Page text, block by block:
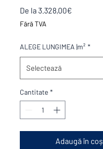
De la 3.328,00€
Fără TVA
ALEGE LUNGIMEA |m² *
Cantitate *
Adaugă în coș